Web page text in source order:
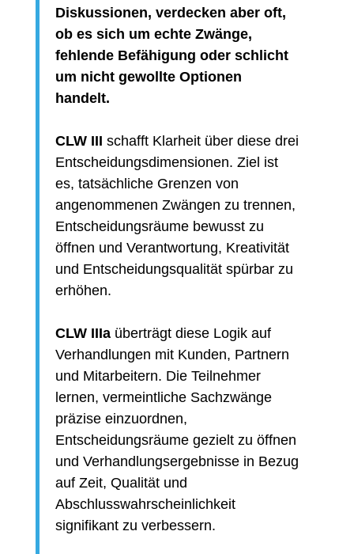
Diskussionen, verdecken aber oft,
ob es sich um echte Zwänge,
fehlende Befähigung oder schlicht
um nicht gewollte Optionen
handelt.
CLW III schafft Klarheit über diese drei
Entscheidungsdimensionen. Ziel ist
es, tatsächliche Grenzen von
angenommenen Zwängen zu trennen,
Entscheidungsräume bewusst zu
öffnen und Verantwortung, Kreativität
und Entscheidungsqualität spürbar zu
erhöhen.
CLW IIIaüberträgt diese Logik auf
Verhandlungen mit Kunden, Partnern
und Mitarbeitern. Die Teilnehmer
lernen, vermeintliche Sachzwänge
präzise einzuordnen,
Entscheidungsräume gezielt zu öffnen
und Verhandlungsergebnisse in Bezug
auf Zeit, Qualität und
Abschlusswahrscheinlichkeit
signifikant zu verbessern.